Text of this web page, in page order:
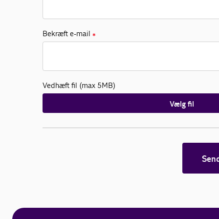
Bekræft e-mail ✱
Vedhæft fil (max 5MB)
Vælg fil
Send